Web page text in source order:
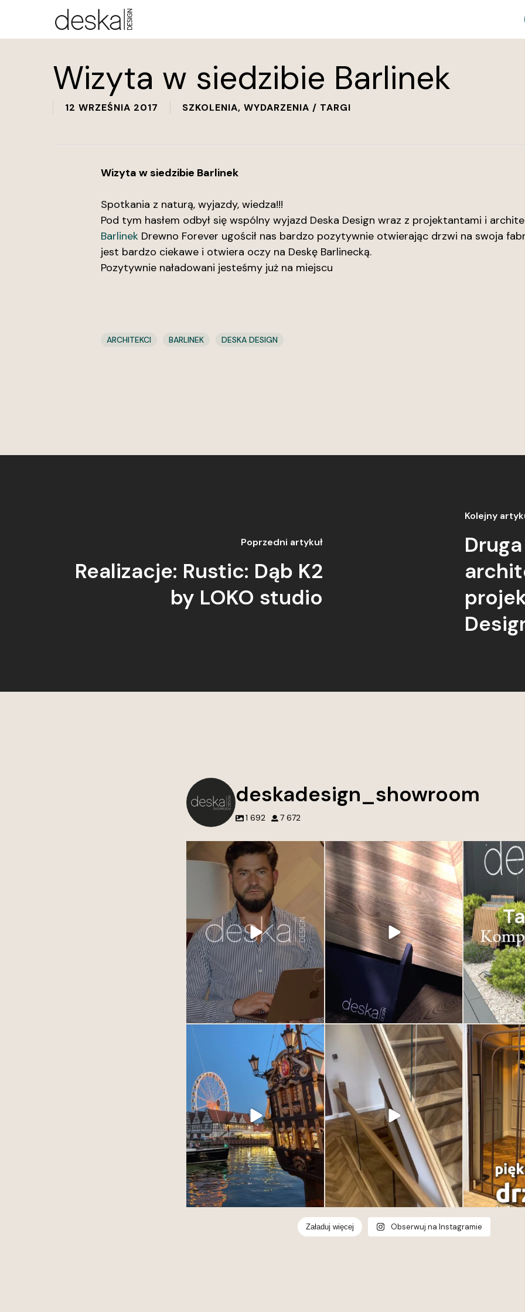
main
Wizyta w siedzibie Barlinek
12 WRZEŚNIA 2017 SZKOLENIA, WYDARZENIA / TARGI
Wizyta w siedzibie Barlinek
Spotkania z naturą, wyjazdy, wiedza!!!
Pod tym hasłem odbył się wspólny wyjazd Deska Design wraz z projektantami i
Barlinek Drewno Forever ugościł nas bardzo pozytywnie otwierając drzwi na swoja
jest bardzo ciekawe i otwiera oczy na Deskę Barlinecką.
Pozytywnie naładowani jesteśmy już na miejscu
ARCHITEKCI BARLINEK DESKA DESIGN
Poprzedni artykuł
Realizacje: Rustic: Dąb K2
by LOKO studio
Kolejny
deskadesign_showroom
1 692 7 672
Blisko 15 lat wspólnej pracy, pasji i
zaangażowania. ❤️
To właśnie dzięki Wam możemy każdego
dnia tworzyć wnętrza, które spełniają
marzenia i odpowiadają na Wasze
potrzeby.
Dziękujemy za zaufanie, którym
obdarzacie nas od tylu lat.
To dla nas największa motywacja, by
każdego dnia...
14 1
Nie tworzymy tylko wnętrz. Tworzymy
przestrzenie, do których chce się
wracać.
Każdy projekt to połączenie jakości,
estetyki i dbałości o najmniejsze detale.
Wierzymy, że to właśnie one robią
największą różnicę.
Jeśli szukasz inspiracji lub rozwiązań
premium do swojego domu lub...
3 0
Przed
Design w
historię.
wyjątkowymi
inspirację,
Deska Design –
Odkryj
Najpiękniejsze miasto w Polsce to?
0
Podłoga winylowa może wyglądać
szlachetnie. Zależy to od jakości samego
produktu ale przede wszystkim od
ułożonego wzoru.
77 6
Drzwi nie
przestrzeni.
z
subtelny,
charakterze.
ponadczasowe.
Deska Design i
detal potrafi
Załaduj więcej Obserwuj na Instagramie